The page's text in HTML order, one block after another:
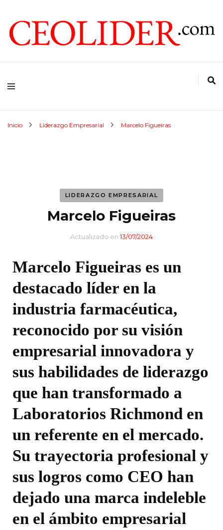
CEOLIDER.COM
Inicio Liderazgo Empresarial Marcelo Figueiras
LIDERAZGO EMPRESARIAL
Marcelo Figueiras
Actualizado en13/07/2024
Marcelo Figueiras es un
destacado líder en la
industria farmacéutica,
reconocido por su visión
empresarial innovadora y
sus habilidades de liderazgo
que han transformado a
Laboratorios Richmond en
un referente en el mercado.
Su trayectoria profesional y
sus logros como CEO han
dejado una marca indeleble
en el ámbito empresarial